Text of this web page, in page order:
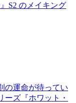
S2 のメイキング
の運命が待ってい
ーズ『ホワット・